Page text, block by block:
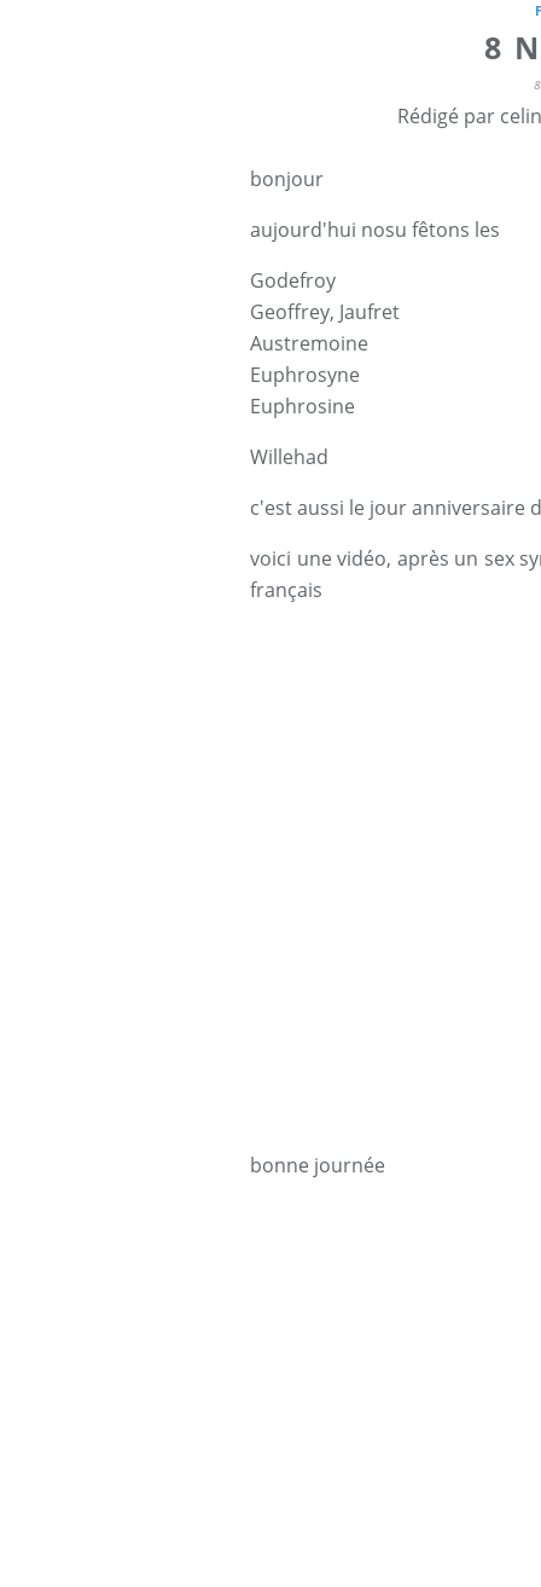
8
Rédigé par
bonjour
aujourd'hui nosu fêtons les
Godefroy
Geoffrey, Jaufret
Austremoine
Euphrosyne
Euphrosine
Willehad
c'est aussi le jour anniversaire
voici une vidéo, après un sex
français
bonne journée